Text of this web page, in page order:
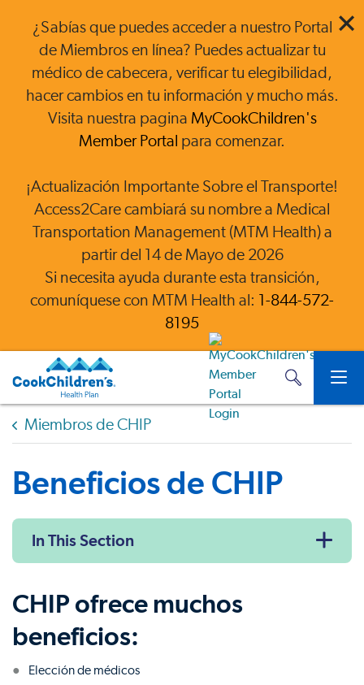
¿Sabías que puedes acceder a nuestro Portal
de Miembros en línea? Puedes actualizar tu
médico de cabecera, verificar tu elegibilidad,
hacer cambios en tu información y mucho más.
Visita nuestra pagina MyCookChildren's
Member Portal para comenzar.
¡Actualización Importante Sobre el Transporte!
Access2Care cambiará su nombre a Medical
Transportation Management (MTM Health) a
partir del 14 de Mayo de 2026
Si necesita ayuda durante esta transición,
comuníquese con MTM Health al:
1-844-572-
8195
Miembros de CHIP
Beneficios de CHIP
In This Section
CHIP ofrece muchos
beneficios:
Elección de médicos